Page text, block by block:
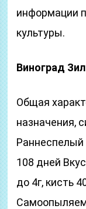
информации
культуры.
Виноград
Общая
назначения,
Раннеспелый
108 дней
до 4г, кисть